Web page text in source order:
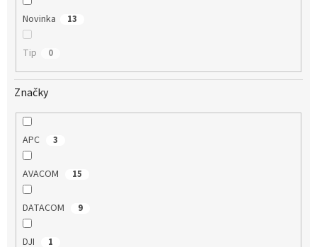
Novinka 13
Tip 0
Značky
APC 3
AVACOM 15
DATACOM 9
DJI 1